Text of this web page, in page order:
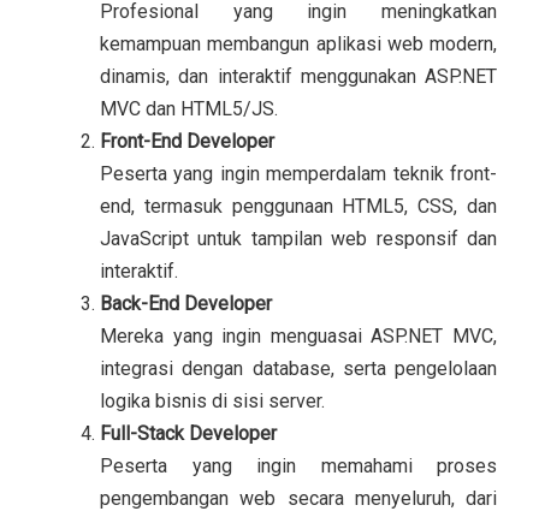
Profesional yang ingin meningkatkan
kemampuan membangun aplikasi web modern,
dinamis, dan interaktif menggunakan ASP.NET
MVC dan HTML5/JS.
Front-End Developer
Peserta yang ingin memperdalam teknik front-
end, termasuk penggunaan HTML5, CSS, dan
JavaScript untuk tampilan web responsif dan
interaktif.
Back-End Developer
Mereka yang ingin menguasai ASP.NET MVC,
integrasi dengan database, serta pengelolaan
logika bisnis di sisi server.
Full-Stack Developer
Peserta yang ingin memahami proses
pengembangan web secara menyeluruh, dari